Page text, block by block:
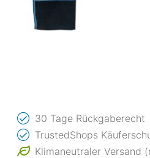
30 Tage Rückgaberecht
TrustedShops
Klimaneutraler Versand